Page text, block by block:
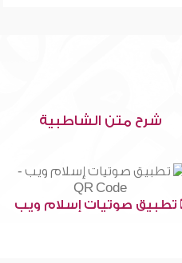
شرح متن الشاطبية
تطبيق صوتيات إسلام ويب